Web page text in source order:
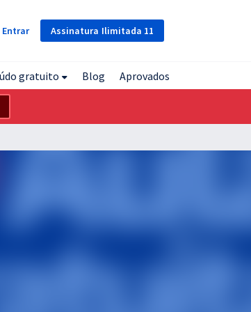
Assinatura Ilimitada 11
Entrar
gratuito Blog Aprovados